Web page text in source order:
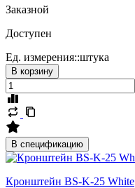
Заказной
Доступен
Ед. измерения::штука
В корзину
В спецификацию
Кронштейн BS-K-25 White